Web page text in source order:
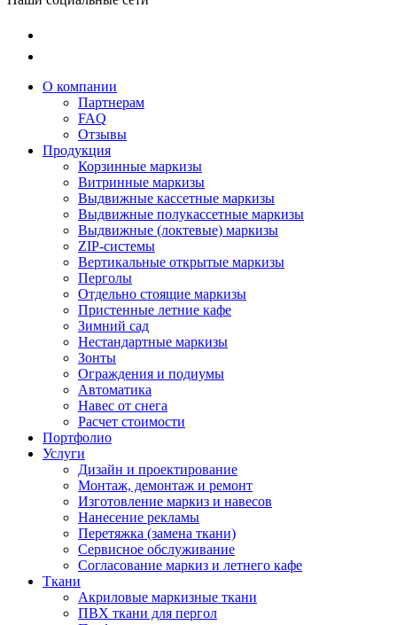
О компании
Партнерам
FAQ
Отзывы
Продукция
Корзинные маркизы
Витринные маркизы
Выдвижные кассетные маркизы
Выдвижные полукассетные маркизы
Выдвижные (локтевые) маркизы
ZIP-системы
Вертикальные открытые маркизы
Перголы
Отдельно стоящие маркизы
Пристенные летние кафе
Зимний сад
Нестандартные маркизы
Зонты
Ограждения и подиумы
Автоматика
Навес от снега
Расчет стоимости
Портфолио
Услуги
Дизайн и проектирование
Монтаж, демонтаж и ремонт
Изготовление маркиз и навесов
Нанесение рекламы
Перетяжка (замена ткани)
Сервисное обслуживание
Согласование маркиз и летнего кафе
Ткани
Акриловые маркизные ткани
ПВХ ткани для пергол